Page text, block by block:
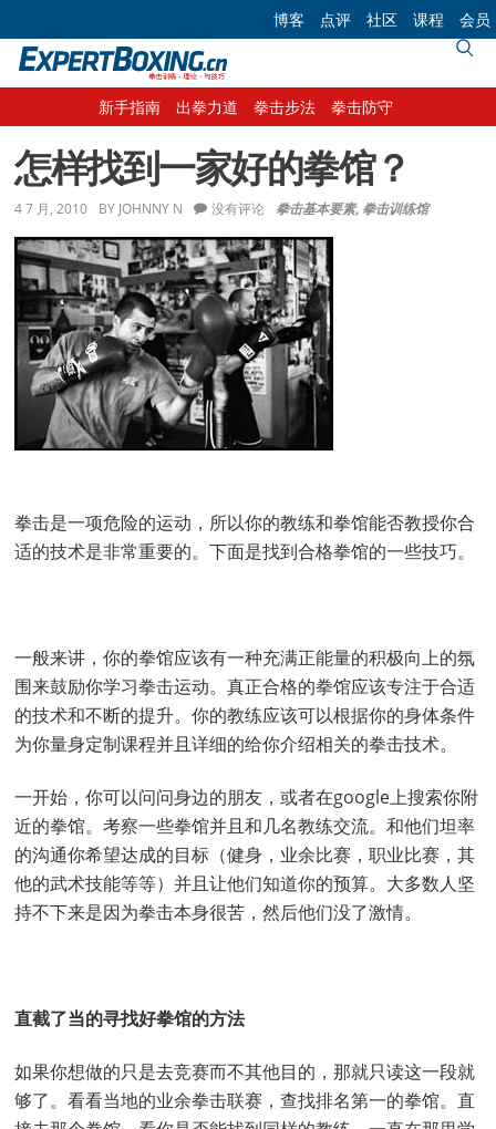
to
primary
to
main
to
primary
to
footer
博客 点评 社区 课程 会员
新手指南 出拳力道 拳击步法 拳击防守
怎样找到一家好的拳馆？
4 7 月, 2010 BY JOHNNY N 拳击基本要素, 拳击训练馆
没有评论
拳击是一项危险的运动，所以你的教练和拳馆能否教授你合
适的技术是非常重要的。下面是找到合格拳馆的一些技巧。
一般来讲，你的拳馆应该有一种充满正能量的积极向上的氛
围来鼓励你学习拳击运动。真正合格的拳馆应该专注于合适
的技术和不断的提升。你的教练应该可以根据你的身体条件
为你量身定制课程并且详细的给你介绍相关的拳击技术。
一开始，你可以问问身边的朋友，或者在google上搜索你附
近的拳馆。考察一些拳馆并且和几名教练交流。和他们坦率
的沟通你希望达成的目标（健身，业余比赛，职业比赛，其
他的武术技能等等）并且让他们知道你的预算。大多数人坚
持不下来是因为拳击本身很苦，然后他们没了激情。
直截了当的寻找好拳馆的方法
如果你想做的只是去竞赛而不其他目的，那就只读这一段就
够了。看看当地的业余拳击联赛，查找排名第一的拳馆。直